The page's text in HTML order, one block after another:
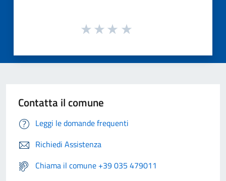
Contatta il comune
Leggi le domande frequenti
Richiedi Assistenza
Chiama il comune +39 035 479011